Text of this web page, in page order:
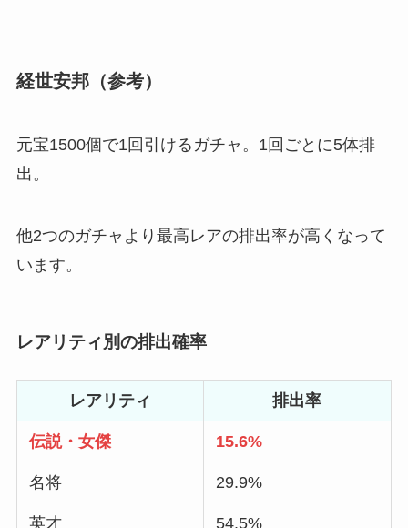
経世安邦（参考）
元宝1500個で1回引けるガチャ。1回ごとに5体排
出。
他2つのガチャより最高レアの排出率が高くなって
います。
レアリティ別の排出確率
レアリティ 排出率
伝説・女傑 15.6%
名将 29.9%
英才 54.5%